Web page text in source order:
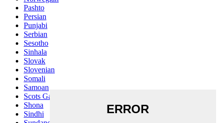
Pashto
Persian
Punjabi
Serbian
Sesotho
Sinhala
Slovak
Slovenian
Somali
Samoan
Scots Gaelic
Shona
Sindhi